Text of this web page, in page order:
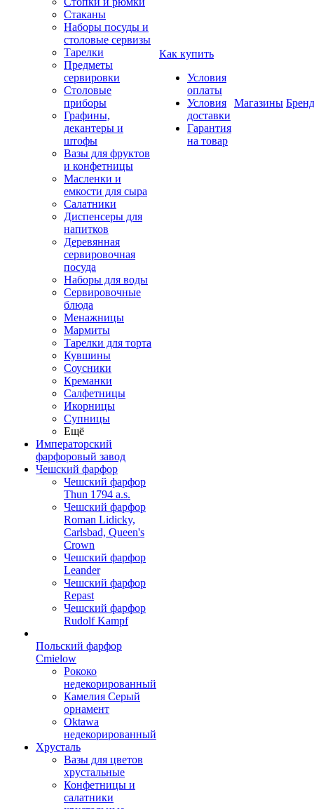
Стаканы
Наборы посуды и
столовые сервизы
Тарелки
Предметы
сервировки
Столовые
приборы
Графины,
декантеры и
штофы
Вазы для фруктов
и конфетницы
Масленки и
емкости для сыра
Салатники
Диспенсеры для
напитков
Деревянная
сервировочная
посуда
Наборы для воды
Сервировочные
блюда
Менажницы
Мармиты
Тарелки для торта
Кувшины
Соусники
Креманки
Салфетницы
Икорницы
Супницы
Ещё
Императорский
фарфоровый завод
Чешский фарфор
Чешский фарфор
Thun 1794 a.s.
Чешский фарфор
Roman Lidicky,
Carlsbad, Queen's
Crown
Чешский фарфор
Leander
Чешский фарфор
Repast
Чешский фарфор
Rudolf Kampf
Польский фарфор
Сmielow
Рококо
недекорированный
Камелия Серый
орнамент
Oktawa
недекорированный
Хрусталь
Вазы для цветов
хрустальные
Конфетницы и
салатники
Как купить
Условия
оплаты
Условия
доставки
Гарантия
на товар
Магазины